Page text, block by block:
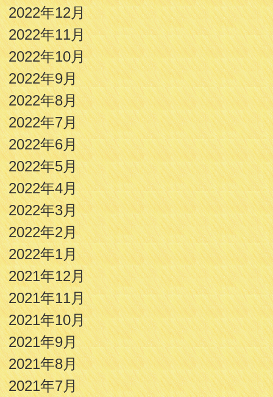
2022年12月
2022年11月
2022年10月
2022年9月
2022年8月
2022年7月
2022年6月
2022年5月
2022年4月
2022年3月
2022年2月
2022年1月
2021年12月
2021年11月
2021年10月
2021年9月
2021年8月
2021年7月